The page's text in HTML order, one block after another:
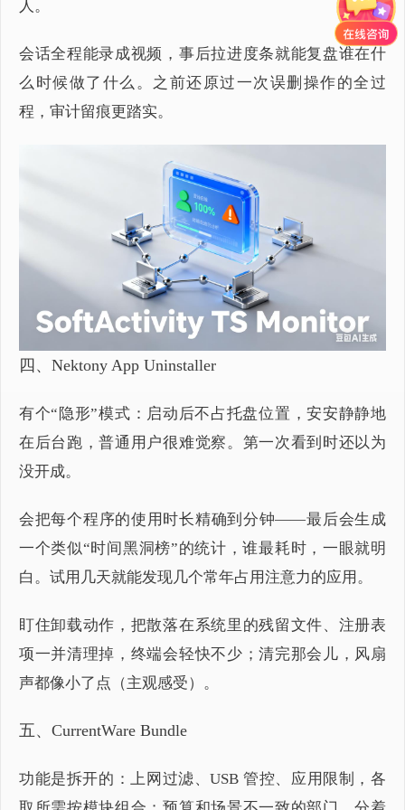
人。
会话全程能录成视频，事后拉进度条就能复盘谁在什
么时候做了什么。之前还原过一次误删操作的全过
程，审计留痕更踏实。
四、Nektony App Uninstaller
有个“隐形”模式：启动后不占托盘位置，安安静静地
在后台跑，普通用户很难觉察。第一次看到时还以为
没开成。
会把每个程序的使用时长精确到分钟——最后会生成
一个类似“时间黑洞榜”的统计，谁最耗时，一眼就明
白。试用几天就能发现几个常年占用注意力的应用。
盯住卸载动作，把散落在系统里的残留文件、注册表
项一并清理掉，终端会轻快不少；清完那会儿，风扇
声都像小了点（主观感受）。
五、CurrentWare Bundle
功能是拆开的：上网过滤、USB 管控、应用限制，各